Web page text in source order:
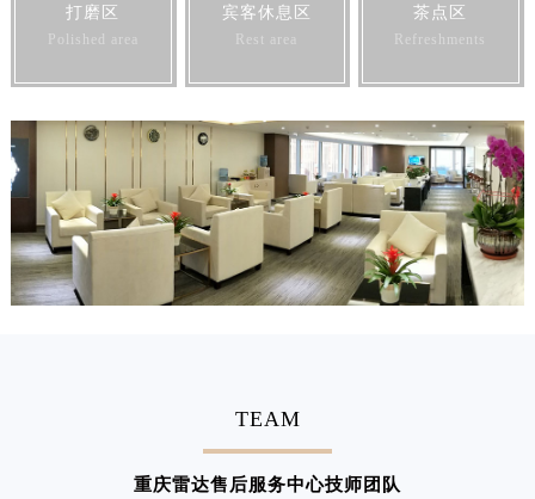
打磨区
Polished area
宾客休息区
Rest area
茶点区
Refreshments
TEAM
重庆雷达售后服务中心技师团队